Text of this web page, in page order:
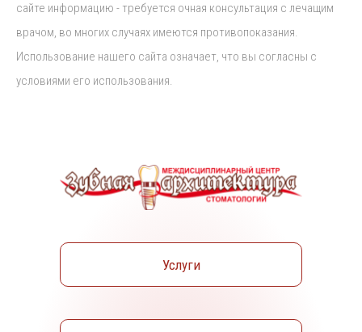
сайте информацию - требуется очная консультация с лечащим
врачом, во многих случаях имеются противопоказания.
Использование нашего сайта означает, что вы согласны с
условиями его использования.
Услуги